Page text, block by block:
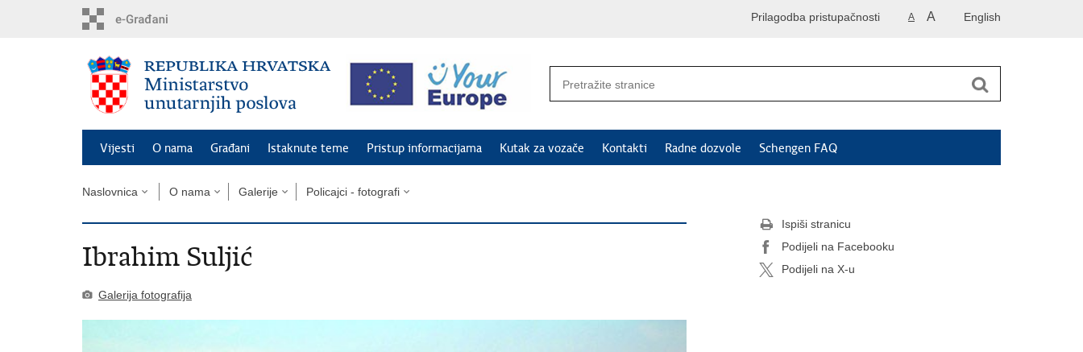
English
A A
Prilagodba pristupačnosti
Vijesti O nama Građani Istaknute teme Pristup informacijama Kutak za vozače Kontakti Radne dozvole Schengen FAQ
Naslovnica O nama Galerije Policajci - fotografi
Ibrahim Suljić
Galerija fotografija
Ispiši stranicu
Podijeli na Facebooku
Podijeli na X-u